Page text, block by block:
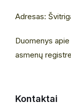
Adresas:
Duomenys
asmenų
Kontaktai